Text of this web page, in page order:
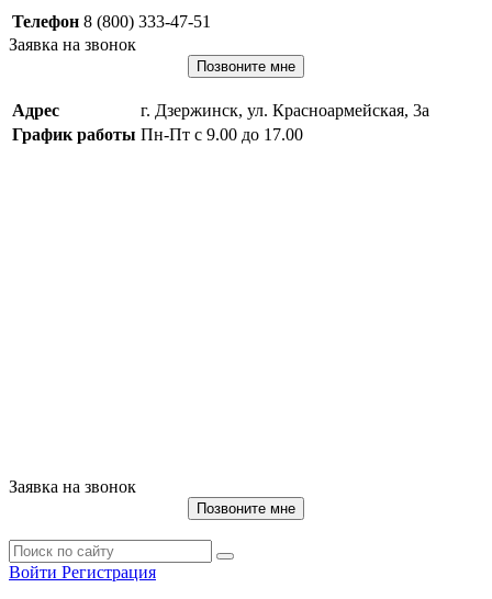
Телефон 8 (800) 333-47-51
Заявка на звонок
Позвоните мне
Адрес
г. Дзержинск, ул. Красноармейская, 3а
График работы Пн-Пт с 9.00 до 17.00
Заявка на звонок
Позвоните мне
Войти Регистрация